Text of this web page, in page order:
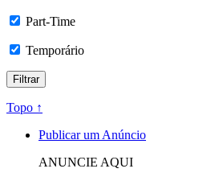
Part-Time
Temporário
Topo ↑
Publicar um Anúncio
ANUNCIE AQUI